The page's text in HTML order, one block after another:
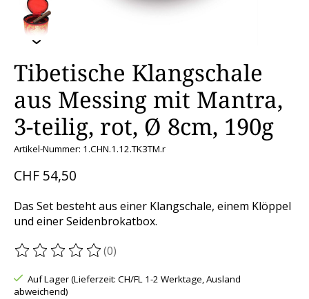
Tibetische Klangschale
aus Messing mit Mantra,
3-teilig, rot, Ø 8cm, 190g
Artikel-Nummer: 1.CHN.1.12.TK3TM.r
CHF 54,50
Das Set besteht aus einer Klangschale, einem Klöppel
und einer Seidenbrokatbox.
Die Bewertung dieses Produkts ist
(0)
Auf Lager (Lieferzeit: CH/FL 1-2 Werktage, Ausland
abweichend)